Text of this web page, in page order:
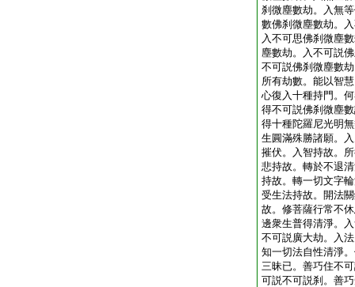
刹微塵數劫。入無
數佛刹微塵數劫。
入不可思佛刹微塵
塵數劫。入不可説
不可説佛刹微塵數
所有劫數。能以智
心復入十種持門。
得不可説佛刹微塵
得十種陀羅尼光明
生圓滿殊勝諸願。
摧伏。入智持故。
悲持故。轉於不退
持故。轉一切文字
受生法持故。開法
故。修菩薩行常不
邊衆生普得清淨。
不可説廣大劫。入
知一切法自性清淨
三昧已。善巧住不
可説不可説刹。善